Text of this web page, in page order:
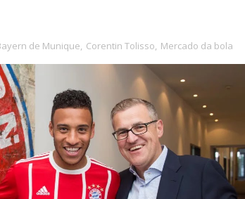
de Munique, Corentin Tolisso, Mercado da bola